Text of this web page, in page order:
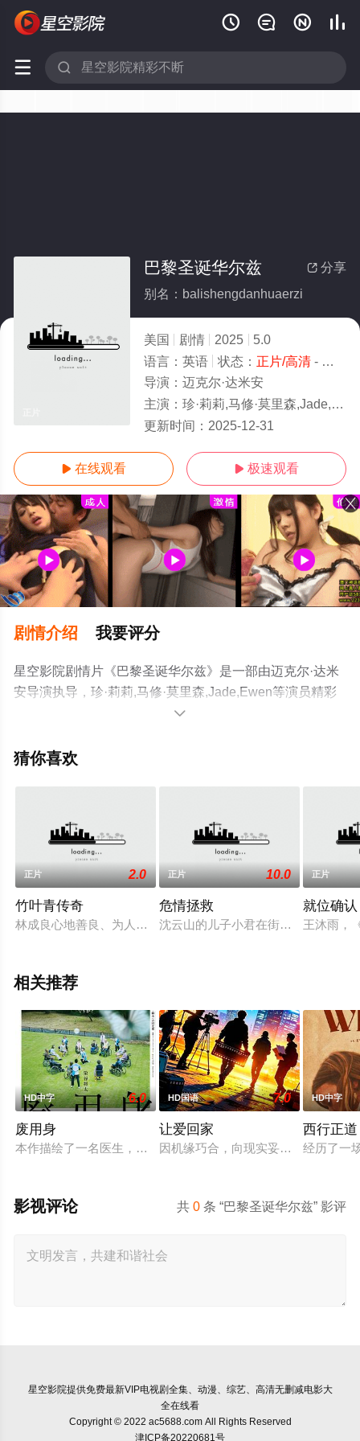
   
 
 分享
巴黎圣诞华尔兹
别名：balishengdanhuaerzi
美国 剧情 2025
5.0
语言： 英语 状态： 正片/高清- 免费在线观看
导演： 迈克尔·达米安
主演： 珍·莉莉,马修·莫里森,Jade,Ewen
更新时间： 2025-12-31
 在线观看  极速观看
剧情介绍 我要评分
星空影院剧情片《巴黎圣诞华尔兹》是一部由迈克尔·达米
安导演执导，珍·莉莉,马修·莫里森,Jade,Ewen等演员精彩
演绎的美国电影，手机免费观看高清未删减完整版电影大
视猫或剧情网等平台了解。

猜你喜欢
正片 2.0
竹叶青传奇
林成良心地善良、为人忠厚，与女儿林碧香相依为命，以酿酒为
正片 10.0
危情拯救
沈云山的儿子小君在街上偶然救了一
正片
就位确认
王沐雨，
相关推荐
HD中字 6.0
废用身
本作描绘了一名医生，因一种围绕“废用身”——因瘫痪等原因
HD国语 7.0
让爱回家
因机缘巧合，向现实妥协的导演朱达
HD中字
西行正道
经历了一
共0 条 “巴黎圣诞华尔兹” 影评
影视评论
星空影院提供免费最新VIP电视剧全集、动漫、综艺、高清无删减电影大
全在线看
Copyright © 2022 ac5688.com All Rights Reserved
津ICP备20220681号